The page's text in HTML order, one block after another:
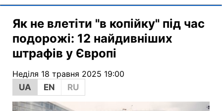
Як не влетіти "в копійку" під час
подорожі: 12 найдивніших
штрафів у Європі
Неділя 18 травня 2025 19:00
UA
EN RU